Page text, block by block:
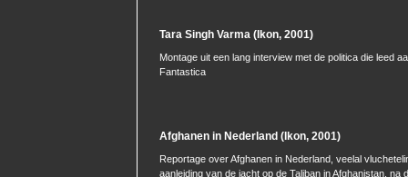
Tara Singh Varma (Ikon, 2001)
Montage uit een lang interview met de politica die leed
Fantastica
Afghanen in Nederland (Ikon, 2001)
Reportage over Afghanen in Nederland, veelal
aanleiding van de jacht op de Taliban in Afghanistan, na